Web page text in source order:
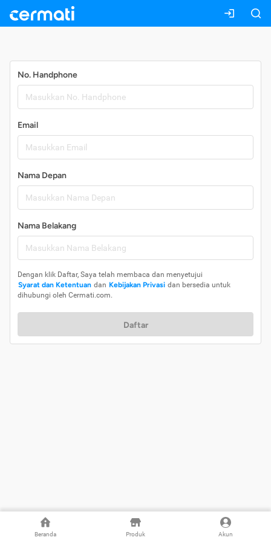
Beranda Produk Akun
No. Handphone
Email
Nama Depan
Nama Belakang
Dengan klik Daftar, Saya telah membaca dan menyetujui
Syarat dan Ketentuan dan Kebijakan Privasi dan bersedia untuk
dihubungi oleh Cermati.com.
Daftar